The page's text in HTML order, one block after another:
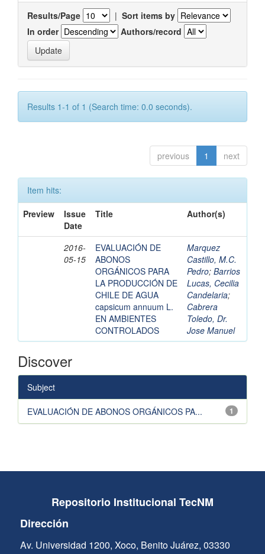
Results/Page | Sort items by
In order
Authors/record
Results 1-1 of 1 (Search time: 0.0 seconds).
previous 1 next
Item hits:
Preview
Issue
Date
Title Author(s)
2016-
05-15
EVALUACIÓN DE
ABONOS
ORGÁNICOS PARA
LA PRODUCCIÓN DE
CHILE DE AGUA
capsicum annuum L.
EN AMBIENTES
CONTROLADOS
Marquez
Castillo, M.C.
Pedro; Barrios
Lucas, Cecilia
Candelaria;
Cabrera
Toledo, Dr.
Jose Manuel
Discover
Subject
1
EVALUACIÓN DE ABONOS ORGÁNICOS PA...
Repositorio Institucional TecNM
Dirección
Av. Universidad 1200, Xoco, Benito Juárez, 03330